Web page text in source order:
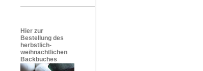
Hier zur
Bestellung des
herbstlich-
weihnachtlichen
Backbuches